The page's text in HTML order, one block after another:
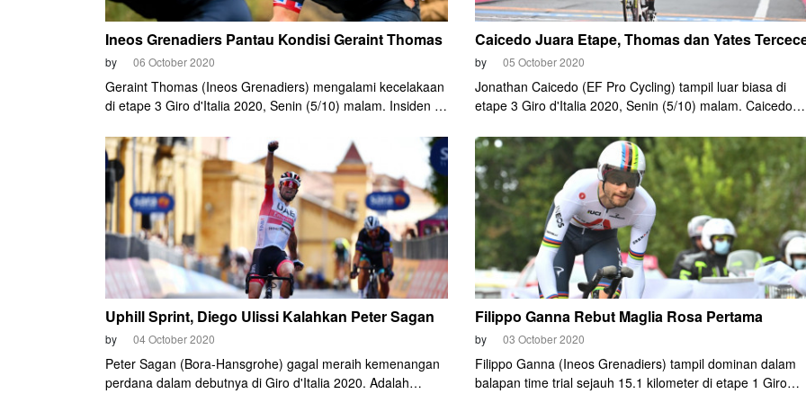
Ineos Grenadiers Pantau Kondisi Geraint Thomas
by 06 October 2020
Geraint Thomas (Ineos Grenadiers) mengalami kecelakaan
di etape 3 Giro d'Italia 2020, Senin (5/10) malam. Insiden ini
General Classification melorot dari posisi tiga menjadi
peringkat ke-53. Thomas tertinggal 11 menit 17 detik di
belakang Joao Almeida.
Caicedo Juara Etape, Thomas dan Yates
by 05 October 2020
Jonathan Caicedo (EF Pro Cycling) tampil luar biasa di
etape 3 Giro d'Italia 2020, Senin (5/10) malam. Caicedo
breakaway di awal lomba. Ia mendominasi balapan
finis pertama di puncak Gunung Etna.
Uphill Sprint, Diego Ulissi Kalahkan Peter Sagan
by 04 October 2020
Peter Sagan (Bora-Hansgrohe) gagal meraih kemenangan
perdana dalam debutnya di Giro d'Italia 2020. Adalah
Filippo Ganna Rebut Maglia Rosa Pertama
by 03 October 2020
Filippo Ganna (Ineos Grenadiers) tampil dominan dalam
balapan time trial sejauh 15.1 kilometer di etape 1 Giro